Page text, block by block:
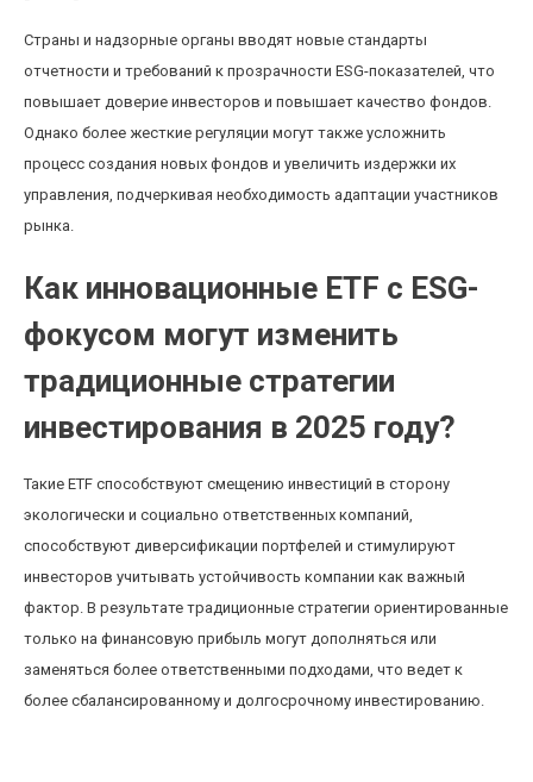
Страны и надзорные органы вводят новые стандарты
отчетности и требований к прозрачности ESG-показателей, что
повышает доверие инвесторов и повышает качество фондов.
Однако более жесткие регуляции могут также усложнить
процесс создания новых фондов и увеличить издержки их
управления, подчеркивая необходимость адаптации участников
рынка.
Как инновационные ETF с ESG-
фокусом могут изменить
традиционные стратегии
инвестирования в 2025 году?
Такие ETF способствуют смещению инвестиций в сторону
экологически и социально ответственных компаний,
способствуют диверсификации портфелей и стимулируют
инвесторов учитывать устойчивость компании как важный
фактор. В результате традиционные стратегии ориентированные
только на финансовую прибыль могут дополняться или
заменяться более ответственными подходами, что ведет к
более сбалансированному и долгосрочному инвестированию.